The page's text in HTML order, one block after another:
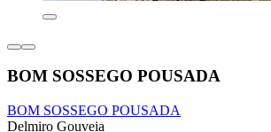
BOM SOSSEGO POUSADA
BOM SOSSEGO POUSADA
Delmiro Gouveia